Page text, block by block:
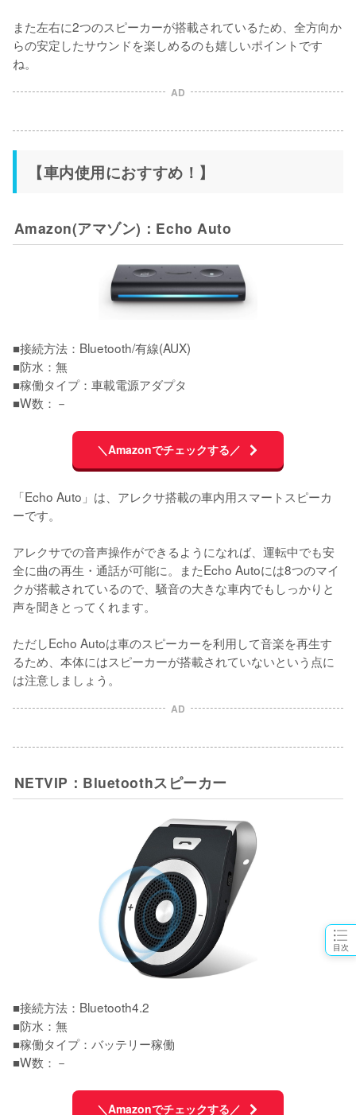
目次
また左右に2つのスピーカーが搭載されているため、全方向か
らの安定したサウンドを楽しめるのも嬉しいポイントです
ね。
AD
【車内使用におすすめ！】
Amazon(アマゾン)：Echo Auto
■接続方法：Bluetooth/有線(AUX)
■防水：無
■稼働タイプ：車載電源アダプタ
■W数：－
＼Amazonでチェックする／
「Echo Auto」は、アレクサ搭載の車内用スマートスピーカ
ーです。
アレクサでの音声操作ができるようになれば、運転中でも安
全に曲の再生・通話が可能に。またEcho Autoには8つのマイ
クが搭載されているので、騒音の大きな車内でもしっかりと
声を聞きとってくれます。
ただしEcho Autoは車のスピーカーを利用して音楽を再生す
るため、本体にはスピーカーが搭載されていないという点に
は注意しましょう。
AD
NETVIP：Bluetoothスピーカー
■接続方法：Bluetooth4.2
■防水：無
■稼働タイプ：バッテリー稼働
■W数：－
＼Amazonでチェックする／